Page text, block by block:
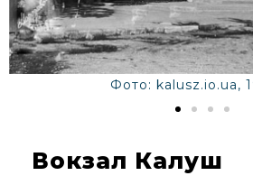
Фото: kalusz.io.ua,
Вокзал Калуш